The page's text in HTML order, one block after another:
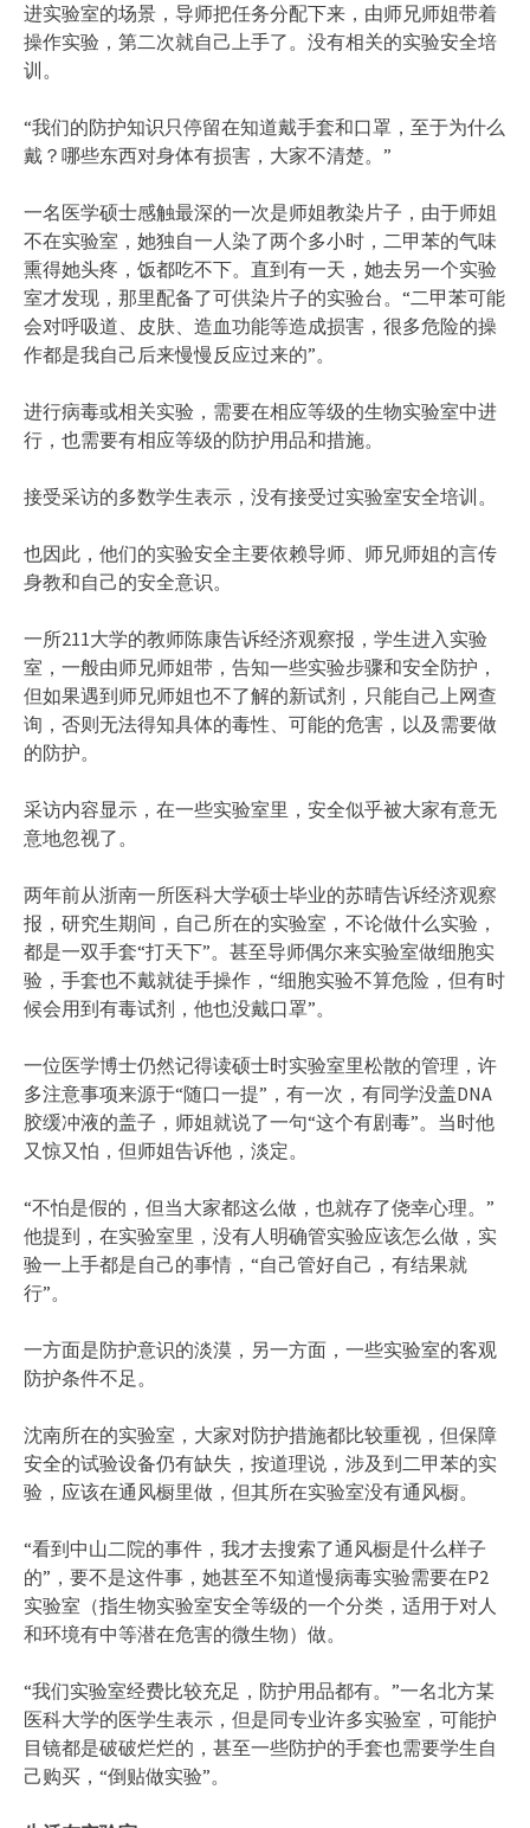
进实验室的场景，导师把任务分配下来，由师兄师姐带着
操作实验，第二次就自己上手了。没有相关的实验安全培
训。
“我们的防护知识只停留在知道戴手套和口罩，至于为什么
戴？哪些东西对身体有损害，大家不清楚。”
一名医学硕士感触最深的一次是师姐教染片子，由于师姐
不在实验室，她独自一人染了两个多小时，二甲苯的气味
熏得她头疼，饭都吃不下。直到有一天，她去另一个实验
室才发现，那里配备了可供染片子的实验台。“二甲苯可能
会对呼吸道、皮肤、造血功能等造成损害，很多危险的操
作都是我自己后来慢慢反应过来的”。
进行病毒或相关实验，需要在相应等级的生物实验室中进
行，也需要有相应等级的防护用品和措施。
接受采访的多数学生表示，没有接受过实验室安全培训。
也因此，他们的实验安全主要依赖导师、师兄师姐的言传
身教和自己的安全意识。
一所211大学的教师陈康告诉经济观察报，学生进入实验
室，一般由师兄师姐带，告知一些实验步骤和安全防护，
但如果遇到师兄师姐也不了解的新试剂，只能自己上网查
询，否则无法得知具体的毒性、可能的危害，以及需要做
的防护。
采访内容显示，在一些实验室里，安全似乎被大家有意无
意地忽视了。
两年前从浙南一所医科大学硕士毕业的苏晴告诉经济观察
报，研究生期间，自己所在的实验室，不论做什么实验，
都是一双手套“打天下”。甚至导师偶尔来实验室做细胞实
验，手套也不戴就徒手操作，“细胞实验不算危险，但有时
候会用到有毒试剂，他也没戴口罩”。
一位医学博士仍然记得读硕士时实验室里松散的管理，许
多注意事项来源于“随口一提”，有一次，有同学没盖DNA
胶缓冲液的盖子，师姐就说了一句“这个有剧毒”。当时他
又惊又怕，但师姐告诉他，淡定。
“不怕是假的，但当大家都这么做，也就存了侥幸心理。”
他提到，在实验室里，没有人明确管实验应该怎么做，实
验一上手都是自己的事情，“自己管好自己，有结果就
行”。
一方面是防护意识的淡漠，另一方面，一些实验室的客观
防护条件不足。
沈南所在的实验室，大家对防护措施都比较重视，但保障
安全的试验设备仍有缺失，按道理说，涉及到二甲苯的实
验，应该在通风橱里做，但其所在实验室没有通风橱。
“看到中山二院的事件，我才去搜索了通风橱是什么样子
的”，要不是这件事，她甚至不知道慢病毒实验需要在P2
实验室（指生物实验室安全等级的一个分类，适用于对人
和环境有中等潜在危害的微生物）做。
“我们实验室经费比较充足，防护用品都有。”一名北方某
医科大学的医学生表示，但是同专业许多实验室，可能护
目镜都是破破烂烂的，甚至一些防护的手套也需要学生自
己购买，“倒贴做实验”。